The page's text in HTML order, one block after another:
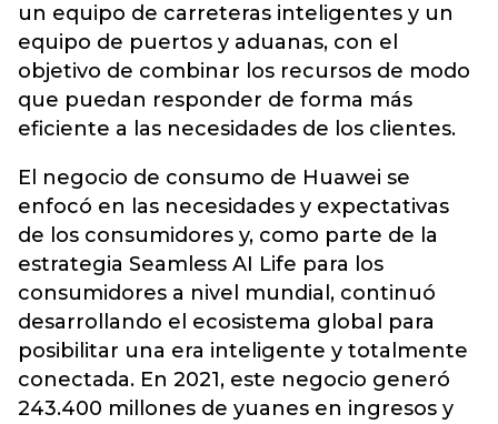
un equipo de carreteras inteligentes y un
equipo de puertos y aduanas, con el
objetivo de combinar los recursos de modo
que puedan responder de forma más
eficiente a las necesidades de los clientes.
El negocio de consumo de Huawei se
enfocó en las necesidades y expectativas
de los consumidores y, como parte de la
estrategia Seamless AI Life para los
consumidores a nivel mundial, continuó
desarrollando el ecosistema global para
posibilitar una era inteligente y totalmente
conectada. En 2021, este negocio generó
243.400 millones de yuanes en ingresos y